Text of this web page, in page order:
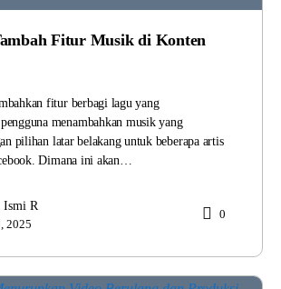
Fitur Musik di Konten
fitur berbagi lagu yang
menambahkan musik yang
pilihan latar belakang untuk beberapa artis
Dimana ini akan…
Ismi R
2025
0